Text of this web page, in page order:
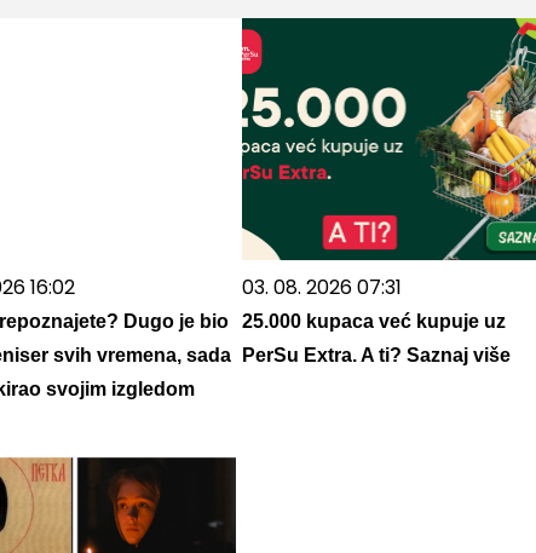
16:02
Dugo je bio
svih vremena, sada
svojim izgledom
03. 08. 2026 07:31
25.000 kupaca već kupuje uz
PerSu Extra. A ti? Saznaj više